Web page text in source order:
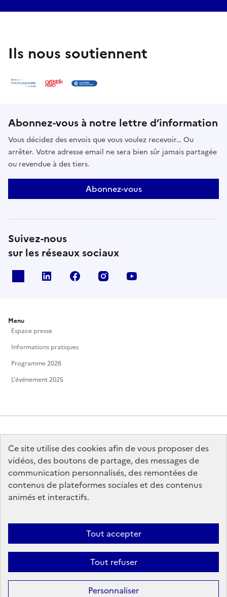
Ce site utilise des cookies afin de vous proposer des
vidéos, des boutons de partage, des messages de
communication personnalisés, des remontées de
contenus de plateformes sociales et des contenus
animés et interactifs.
Tout accepter
Tout refuser
Personnaliser
Ils nous soutiennent
Abonnez-vous à notre lettre d’information
Vous décidez des envois que vous voulez recevoir… Ou
arrêter. Votre adresse email ne sera bien sûr jamais partagée
ou revendue à des tiers.
Abonnez-vous
Suivez-nous
sur les réseaux sociaux
Linkedin Facebook Instagram
Menu
Espace presse
Informations pratiques
Programme 2026
L'événement 2025
MINISTÈRE
DE LA CULTURE
data.gouv.fr
Sauf mention contraire, tous les contenus de ce site sont sous